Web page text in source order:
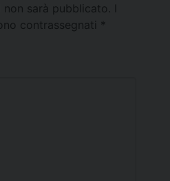
non sarà pubblicato.
contrassegnati *